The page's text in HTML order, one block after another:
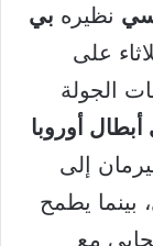
نظيره بي
على
الجولة
أوروبا
إلى
، بينما يطمح
مع